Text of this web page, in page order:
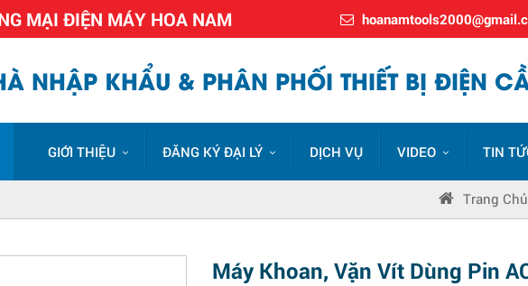
MẠI ĐIỆN MÁY HOA NAM
NHẬP KHẨU & PHÂN PHỐI THIẾT BỊ ĐIỆN
GIỚI THIỆU ĐĂNG KÝ ĐẠI LÝ DỊCH VỤ VIDEO TIN
Trang Chủ
Máy Khoan, Vặn Vít Dùng Pin